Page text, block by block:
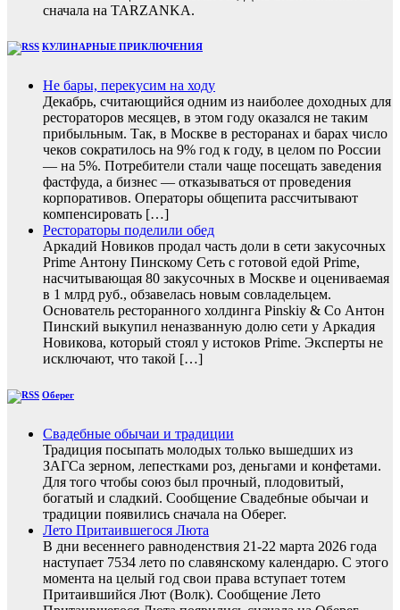
сначала на TARZANKA.
КУЛИНАРНЫЕ ПРИКЛЮЧЕНИЯ
Не бары, перекусим на ходу
Декабрь, считающийся одним из наиболее доходных для
рестораторов месяцев, в этом году оказался не таким
прибыльным. Так, в Москве в ресторанах и барах число
чеков сократилось на 9% год к году, в целом по России
— на 5%. Потребители стали чаще посещать заведения
фастфуда, а бизнес — отказываться от проведения
корпоративов. Операторы общепита рассчитывают
компенсировать […]
Рестораторы поделили обед
Аркадий Новиков продал часть доли в сети закусочных
Prime Антону Пинскому Сеть с готовой едой Prime,
насчитывающая 80 закусочных в Москве и оцениваемая
в 1 млрд руб., обзавелась новым совладельцем.
Основатель ресторанного холдинга Pinskiy & Co Антон
Пинский выкупил неназванную долю сети у Аркадия
Новикова, который стоял у истоков Prime. Эксперты не
исключают, что такой […]
Оберег
Свадебные обычаи и традиции
Традиция посыпать молодых только вышедших из
ЗАГСа зерном, лепестками роз, деньгами и конфетами.
Для того чтобы союз был прочный, плодовитый,
богатый и сладкий. Сообщение Свадебные обычаи и
традиции появились сначала на Оберег.
Лето Притаившегося Люта
В дни весеннего равноденствия 21-22 марта 2026 года
наступает 7534 лето по славянскому календарю. С этого
момента на целый год свои права вступает тотем
Притаившийся Лют (Волк). Сообщение Лето